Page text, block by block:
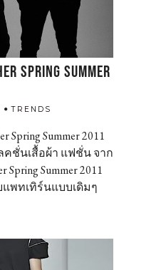
SPRING SUMMER
TRENDS
Spring Summer 2011
คชั่นเสื้อผ้า แฟชั่น จาก
Spring Summer 2011
พทเทิร์นแบบเดิมๆ